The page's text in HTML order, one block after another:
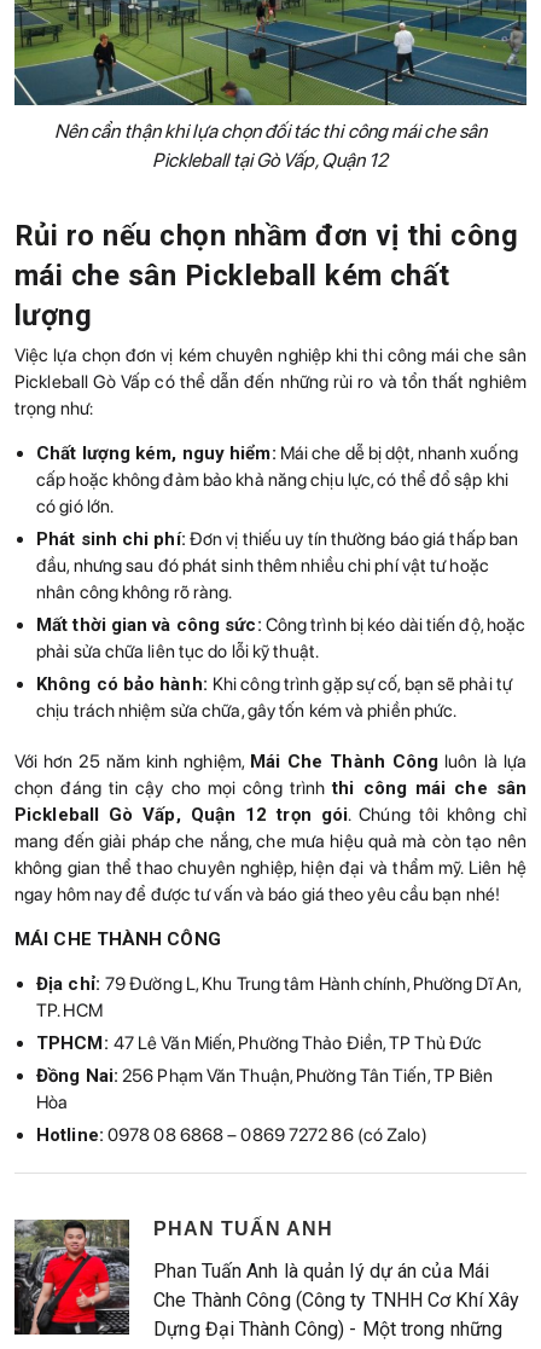
Nên cẩn thận khi lựa chọn đối tác thi công mái che sân
Pickleball tại Gò Vấp, Quận 12
Rủi ro nếu chọn nhầm đơn vị thi công
mái che sân Pickleball kém chất
lượng
Việc lựa chọn đơn vị kém chuyên nghiệp khi thi công mái che sân
Pickleball Gò Vấp có thể dẫn đến những rủi ro và tổn thất nghiêm
trọng như:
Chất lượng kém, nguy hiểm: Mái che dễ bị dột, nhanh xuống
cấp hoặc không đảm bảo khả năng chịu lực, có thể đổ sập khi
có gió lớn.
Phát sinh chi phí: Đơn vị thiếu uy tín thường báo giá thấp ban
đầu, nhưng sau đó phát sinh thêm nhiều chi phí vật tư hoặc
nhân công không rõ ràng.
Mất thời gian và công sức: Công trình bị kéo dài tiến độ, hoặc
phải sửa chữa liên tục do lỗi kỹ thuật.
Không có bảo hành: Khi công trình gặp sự cố, bạn sẽ phải tự
chịu trách nhiệm sửa chữa, gây tốn kém và phiền phức.
Với hơn 25 năm kinh nghiệm, Mái Che Thành Công luôn là lựa
chọn đáng tin cậy cho mọi công trìnhthi công mái che sân
Pickleball Gò Vấp, Quận 12 trọn gói. Chúng tôi không chỉ
mang đến giải pháp che nắng, che mưa hiệu quả mà còn tạo nên
không gian thể thao chuyên nghiệp, hiện đại và thẩm mỹ. Liên hệ
ngay hôm nay để được tư vấn và báo giá theo yêu cầu bạn nhé!
MÁI CHE THÀNH CÔNG
Địa chỉ: 79 Đường L, Khu Trung tâm Hành chính, Phường Dĩ An,
TP. HCM
TPHCM: 47 Lê Văn Miến, Phường Thảo Điền, TP Thủ Đức
Đồng Nai: 256 Phạm Văn Thuận, Phường Tân Tiến, TP Biên
Hòa
Hotline: 0978 08 6868 – 0869 7272 86 (có Zalo)
PHAN TUẤN ANH
Phan Tuấn Anh là quản lý dự án của Mái
Che Thành Công (Công ty TNHH Cơ Khí Xây
Dựng Đại Thành Công) - Một trong những